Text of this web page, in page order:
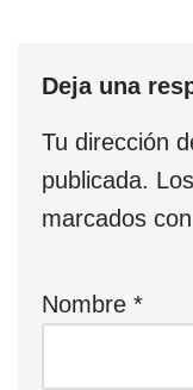
Deja una
Tu dirección
publicada.
marcados con
Nombre *